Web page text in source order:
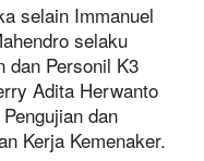
selain Immanuel
selaku
dan Personil K3
Adita Herwanto
dan
Kerja Kemenaker.